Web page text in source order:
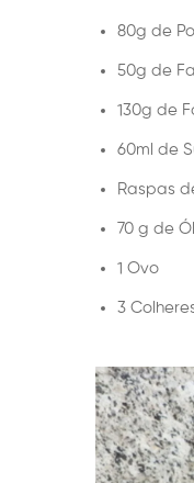
80g de
50g de
130g de
60ml de
Raspas
70 g de
1 Ovo
3